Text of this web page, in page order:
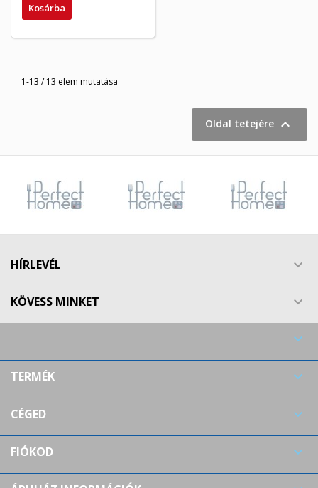
Kosárba
1-13 / 13 elem mutatása
Oldal tetejére 
HÍRLEVÉL 
KÖVESS MINKET 

TERMÉK 
CÉGED 
FIÓKOD 